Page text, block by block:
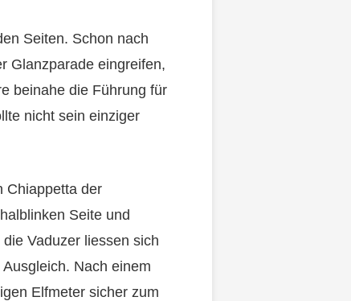
Seiten. Schon nach
Glanzparade eingreifen,
beinahe die Führung für
nicht sein einziger
Chiappetta der
Seite und
Vaduzer liessen sich
Nach einem
Elfmeter sicher zum